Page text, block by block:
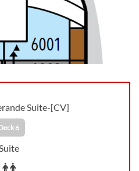
Suite-[CV]
6
Suite